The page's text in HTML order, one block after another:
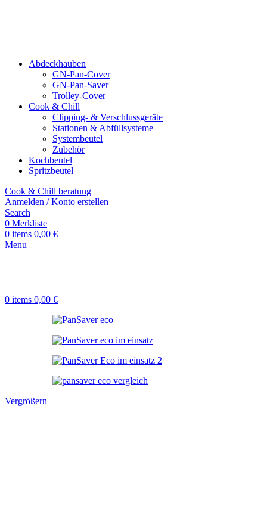
Abdeckhauben
GN-Pan-Cover
GN-Pan-Saver
Trolley-Cover
Cook & Chill
Clipping- & Verschluss­geräte
Stationen & Abfüll­systeme
Systembeutel
Zubehör
Kochbeutel
Spritzbeutel
Cook & Chill beratung
Anmelden / Konto erstellen
Search
0 Merkliste
0 items 0,00 €
Menu
0 items 0,00 €
Vergrößern